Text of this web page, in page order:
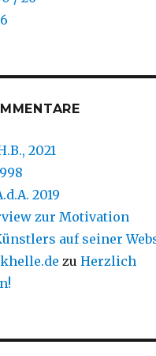
2021
2019
zur Motivation
auf seiner
zuHerzlich